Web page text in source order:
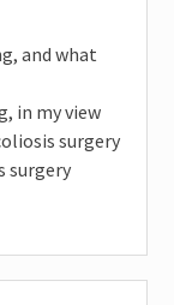
and what
in my view
surgery
surgery